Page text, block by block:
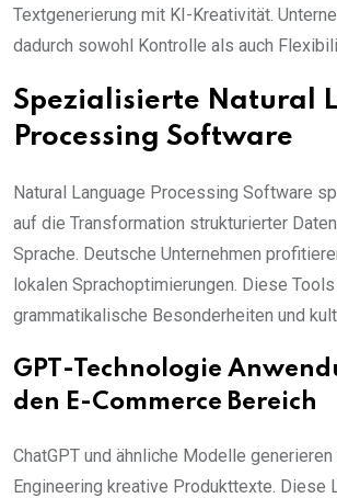
Textgenerierung mit KI-Kreativität.
dadurch sowohl Kontrolle als auch
Spezialisierte Natural
Processing Software
Natural Language Processing Software
auf die Transformation strukturierter
Sprache. Deutsche Unternehmen
lokalen Sprachoptimierungen. Diese
grammatikalische Besonderheiten und
GPT-Technologie
den E-Commerce Bereich
ChatGPT und ähnliche Modelle
Engineering kreative Produkttexte. Diese